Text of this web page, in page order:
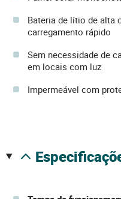
Bateria de lítio de alta
carregamento rápido
Sem necessidade de
em locais com luz
Impermeável com